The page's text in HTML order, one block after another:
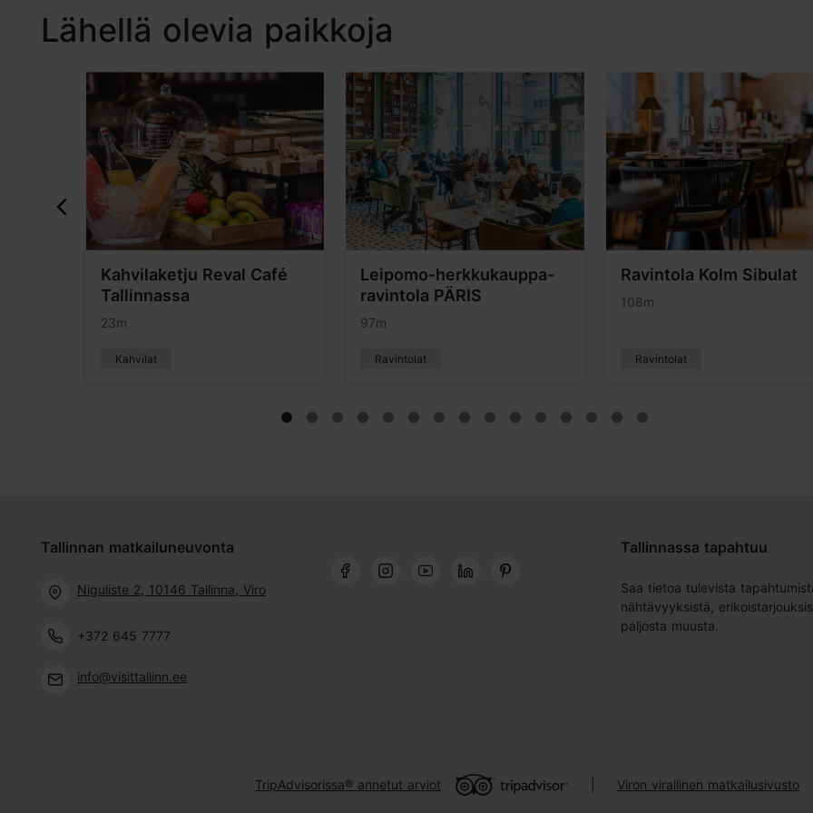
Lähellä olevia paikkoja
Kahvilaketju Reval Café
Tallinnassa
23m
Kahvilat
Leipomo-herkkukauppa-
ravintola PÄRIS
97m
Ravintolat
Ravintola Kolm Sibulat
108m
Ravintolat
Tallinnan matkailuneuvonta
Niguliste 2, 10146 Tallinna, Viro
+372 645 7777
info@visittallinn.ee
Tallinnassa tapahtuu
Saa tietoa tulevista
nähtävyyksistä,
paljosta muusta.
TripAdvisorissa® annetut arviot Viron virallinen matkailusivusto